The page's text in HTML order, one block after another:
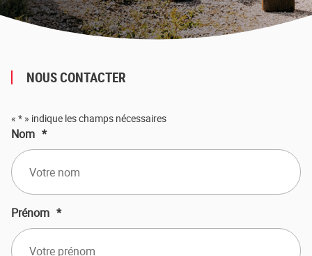
NOUS CONTACTER
« * » indique les champs nécessaires
Nom *
Prénom *